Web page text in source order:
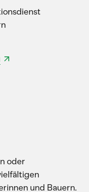
oder
und Bauern.